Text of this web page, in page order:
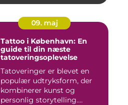
09. maj
Tattoo i København: En
guide til din næste
tatoveringsoplevelse
Tatoveringer er blevet en
populær udtryksform, der
kombinerer kunst og
personlig storytelling....